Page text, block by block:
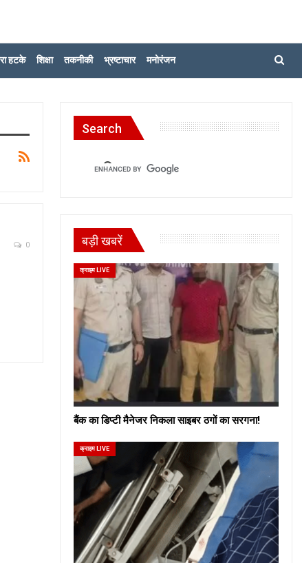
हटके शिक्षा तकनीकी भ्रष्टाचार मनोरंजन
0
Search
बड़ी खबरें
क्राइम LIVE
बैंक का डिप्टी मैनेजर निकला साइबर ठगों का सरगना!
क्राइम LIVE